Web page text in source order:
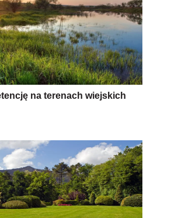
na terenach wiejskich